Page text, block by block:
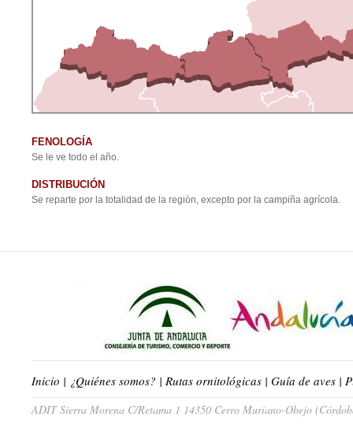
FENOLOGÍA
Se le ve todo el año.
DISTRIBUCIÓN
Se reparte por la totalidad de la región, excepto por la campiña agrícola.
Inicio | ¿Quiénes somos? | Rutas ornitológicas | Guía de aves |
ADIT Sierra Morena C/Retama 1 14350 Cerro Muriano-Obejo